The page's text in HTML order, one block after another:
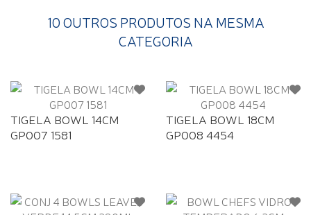
10 OUTROS PRODUTOS NA MESMA
CATEGORIA
TIGELA BOWL 14CM
GP007 1581
TIGELA BOWL 18CM
GP008 4454